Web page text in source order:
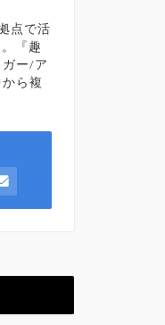
点で活
『趣
ー/ア
ら複